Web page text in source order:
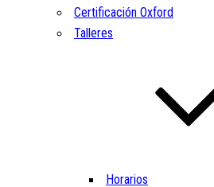
Certificación Oxford
Talleres
Horarios